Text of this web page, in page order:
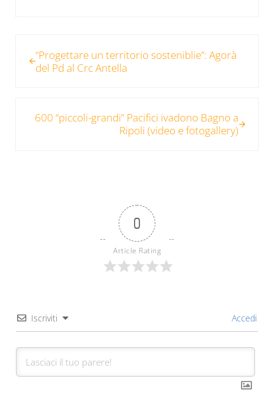
“Progettare un territorio sosteniblie”: Agorà
del Pd al Crc Antella
600 “piccoli-grandi” Pacifici ivadono Bagno a
Ripoli (video e fotogallery)
0
Article Rating
Iscriviti Accedi